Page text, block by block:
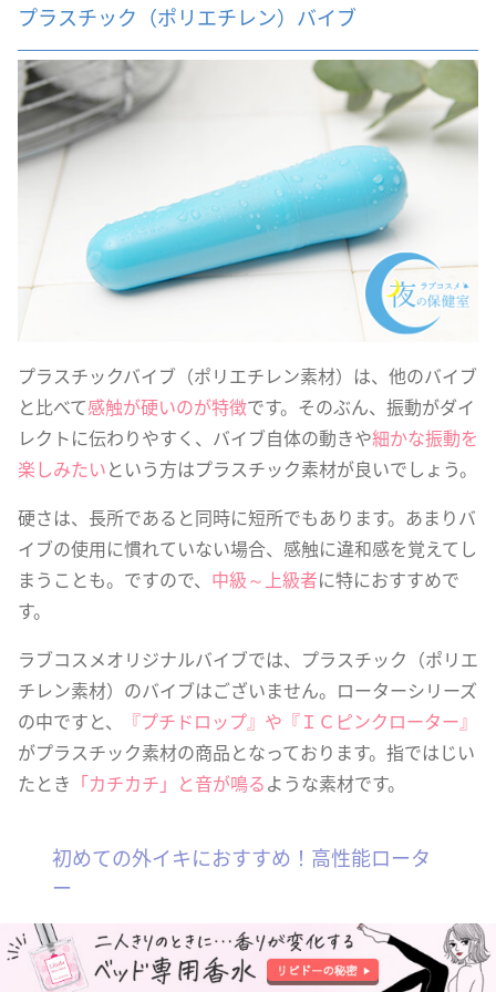
プラスチック（ポリエチレン）バイブ
プラスチックバイブ（ポリエチレン素材）は、他のバイブ
と比べて感触が硬いのが特徴です。そのぶん、振動がダイ
レクトに伝わりやすく、バイブ自体の動きや細かな振動を
楽しみたいという方はプラスチック素材が良いでしょう。
硬さは、長所であると同時に短所でもあります。あまりバ
イブの使用に慣れていない場合、感触に違和感を覚えてし
まうことも。ですので、 中級～上級者に特におすすめで
す。
ラブコスメオリジナルバイブでは、プラスチック（ポリエ
チレン素材）のバイブはございません。ローターシリーズ
の中ですと、
『プチドロップ』や『ＩＣピンクローター』
がプラスチック素材の商品となっております。指ではじい
たとき 「カチカチ」と音が鳴るような素材です。
初めての外イキにおすすめ！高性能ロータ
ー